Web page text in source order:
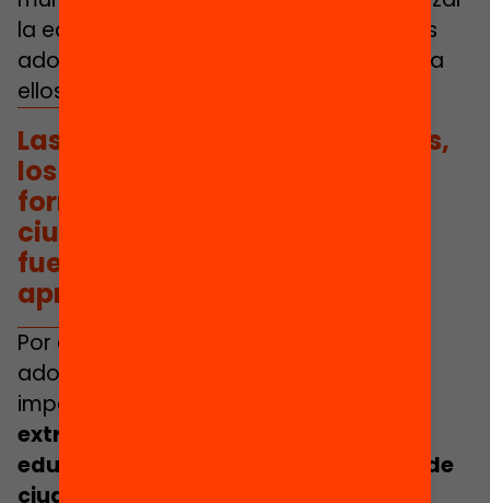
la equidad educativa. Todas y todos las
adolescentes deberían poder acceder a
ellos, sin obstáculos.
Las actividades extraescolares,
los espacios de educación no
formal y los proyectos de
ciudadanía activa son una
fuente indispensable de
aprendizajes y experiencias.
Por ello, promover la participación de
adolescentes en los municipios es
importante.
extraescolares, los espacios de
educación no formal y los proyectos de
ciudadanía activa son una fuente